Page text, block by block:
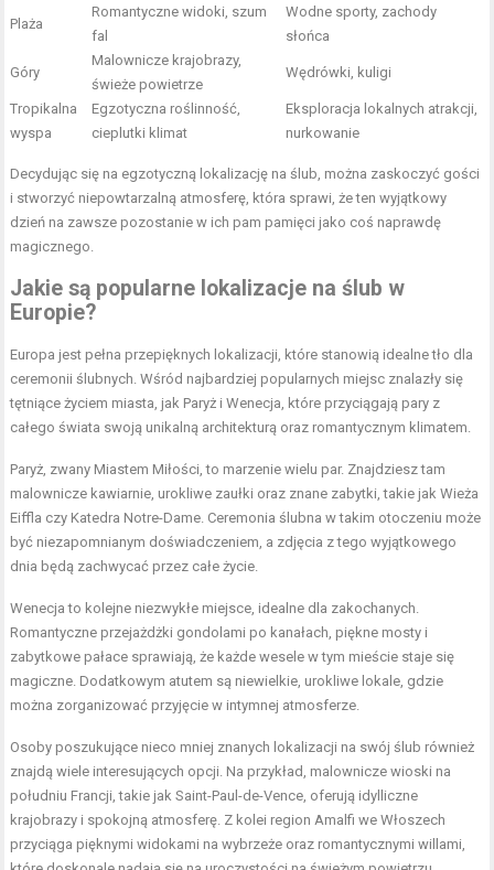
Plaża
Romantyczne widoki, szum
fal
Wodne sporty, zachody
słońca
Góry
Malownicze krajobrazy,
świeże powietrze
Wędrówki, kuligi
Tropikalna
wyspa
Egzotyczna roślinność,
cieplutki klimat
Eksploracja lokalnych atrakcji,
nurkowanie
Decydując się na egzotyczną lokalizację na ślub, można zaskoczyć gości
i stworzyć niepowtarzalną atmosferę, która sprawi, że ten wyjątkowy
dzień na zawsze pozostanie w ich pam pamięci jako coś naprawdę
magicznego.
Jakie są popularne lokalizacje na ślub w
Europie?
Europa jest pełna przepięknych lokalizacji, które stanowią idealne tło dla
ceremonii ślubnych. Wśród najbardziej popularnych miejsc znalazły się
tętniące życiem miasta, jak Paryż i Wenecja, które przyciągają pary z
całego świata swoją unikalną architekturą oraz romantycznym klimatem.
Paryż, zwany Miastem Miłości, to marzenie wielu par. Znajdziesz tam
malownicze kawiarnie, urokliwe zaułki oraz znane zabytki, takie jak Wieża
Eiffla czy Katedra Notre-Dame. Ceremonia ślubna w takim otoczeniu może
być niezapomnianym doświadczeniem, a zdjęcia z tego wyjątkowego
dnia będą zachwycać przez całe życie.
Wenecja to kolejne niezwykłe miejsce, idealne dla zakochanych.
Romantyczne przejażdżki gondolami po kanałach, piękne mosty i
zabytkowe pałace sprawiają, że każde wesele w tym mieście staje się
magiczne. Dodatkowym atutem są niewielkie, urokliwe lokale, gdzie
można zorganizować przyjęcie w intymnej atmosferze.
Osoby poszukujące nieco mniej znanych lokalizacji na swój ślub również
znajdą wiele interesujących opcji. Na przykład, malownicze wioski na
południu Francji, takie jak Saint-Paul-de-Vence, oferują idylliczne
krajobrazy i spokojną atmosferę. Z kolei region Amalfi we Włoszech
przyciąga pięknymi widokami na wybrzeże oraz romantycznymi willami,